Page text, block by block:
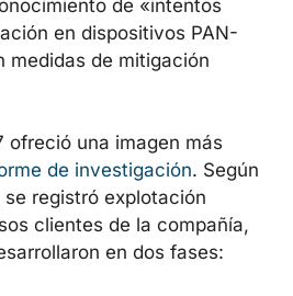
Palo Alto Networks
seguridad indicando
conocimiento de
sin parche y sin medidas
ofreció una imagen más
de investigación.